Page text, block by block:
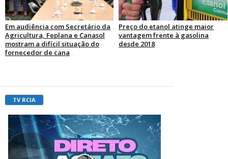
Em audiência com Secretário da
Agricultura, Feplana e Canasol
mostram a difícil situação do
fornecedor de cana
Preço do etanol atinge maior
vantagem frente à gasolina
desde 2018
TV RCIA